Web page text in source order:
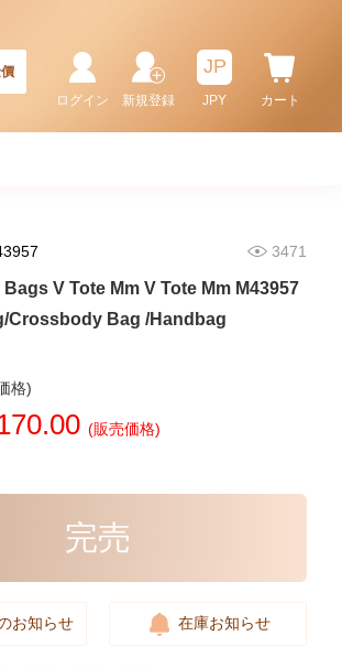
カート
JP
JPY
新規登録
ログイン
3471
V Tote Mm V Tote Mm M43957
Crossbody Bag /Handbag
格)
(販売価格)
完売
お知らせ 在庫お知らせ
Bag Damier
11,080.00
Louis Vuitton Bags Pochette
Mini N58009 Handbag
5,580.00